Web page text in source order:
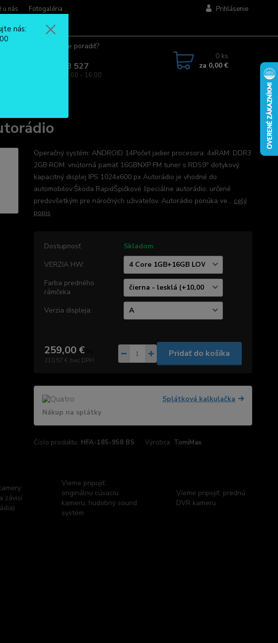
u nás
Fotogaléria
Prihlásenie
Potrebujete poradiť?
0904 963 527
Po - Pia: 08:00 - 16:00
0 ks
za 0,00 €
Operačný systém: ANDROID 14Počet jadier procesora: 4xRAM: DDR3
2GB ROM: vnútorná pamäť 16GBNXP FM tuner s RDS9" dotykový
kapacitný displej IPS 1024x600 px Autorádio je vhodné do
automobilov:Škoda RapidŠpičkové špeciálne autorádio, určené
predovšetkým pre náročných uživateľov. Autorádio ponúka ve... celý
popis
Dostupnosť
Skladom
VERZIA HW:
Farba predného
rámčeka
Verzia displeja:
259,00 €/
210,57 € bez DPH
Pridať do košíka
Splátková kalkulačka
Nákup na splátky
Číslo produktu: HFA-185-958 BS Výrobca: TomiMax
závisí
Vieme pripojiť:
originálnu cúvaciu
kameru, hudobný sound
systém
Vieme pripojiť: prednú
DVR kameru
nás: